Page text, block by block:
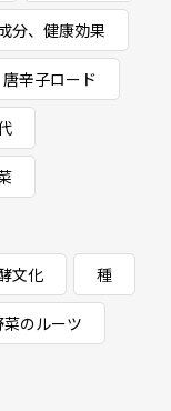
分、健康効果
唐辛子ロード
文化 種
菜のルーツ